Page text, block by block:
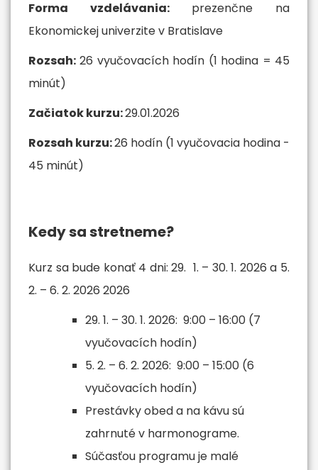
Forma vzdelávania:prezenčne na
Ekonomickej univerzite v Bratislave
Rozsah: 26 vyučovacích hodín (1 hodina = 45
minút)
Začiatok kurzu:29.01.2026
Rozsah kurzu:26 hodín (1 vyučovacia hodina -
45 minút)
Kedy sa stretneme?
Kurz sa bude konať 4 dni: 29. 1. – 30. 1. 2026 a 5.
2. – 6. 2. 2026 2026
29. 1. – 30. 1. 2026: 9:00 – 16:00 (7
vyučovacích hodín)
5. 2. – 6. 2. 2026: 9:00 – 15:00 (6
vyučovacích hodín)
Prestávky obed a na kávu sú
zahrnuté v harmonograme.
Súčasťou programu je malé